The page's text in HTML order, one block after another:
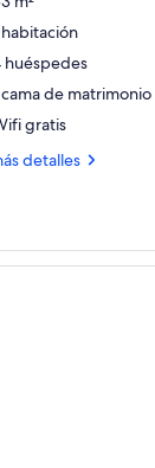
habitación
huéspedes
cama de
gratis
detalles